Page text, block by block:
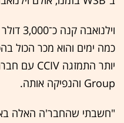
Group והנפיקה אותה.
"חשבתי שהחבר'ה האלה